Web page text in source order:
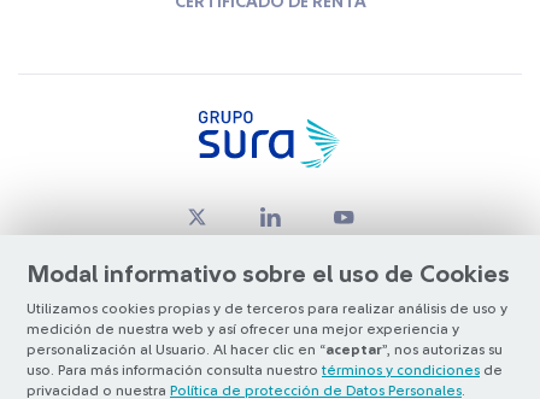
Modal informativo sobre el uso de Cookies
Utilizamos cookies propias y de terceros para realizar análisis de uso y
medición de nuestra web y así ofrecer una mejor experiencia y
personalización al Usuario. Al hacer clic en “aceptar”, nos autorizas su
uso. Para más información consulta nuestro términos y condiciones de
privacidad o nuestra Política de protección de Datos Personales
© Copyright Grupo SURA 2026